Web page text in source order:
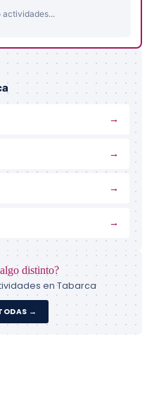
actividades...
→
→
→
→
distinto?
en Tabarca
→